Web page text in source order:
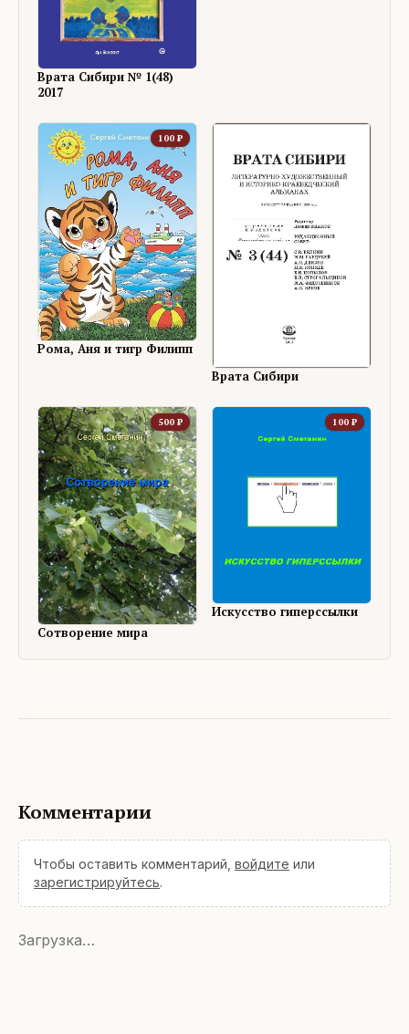
Врата Сибири № 1(48)
2017
100 ₽
Рома, Аня и тигр Филипп
Врата Сибири
500 ₽
Сотворение мира
100 ₽
Искусство гиперссылки
Комментарии
Чтобы оставить комментарий, войдите или
зарегистрируйтесь.
Загрузка…